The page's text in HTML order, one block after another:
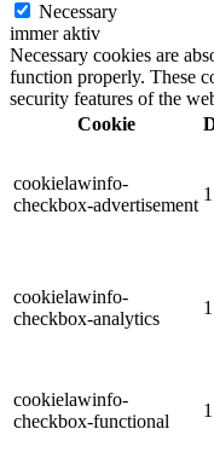
Necessary
immer aktiv
Necessary cookies are
function properly. These
security features of the
Cookie
cookielawinfo-
checkbox-advertisement
cookielawinfo-
checkbox-analytics
cookielawinfo-
checkbox-functional